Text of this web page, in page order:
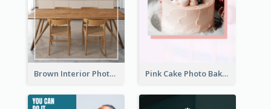
Brown Interior Photo Hiring Instagram Story Pink Cake Photo Bakery Instagram Story